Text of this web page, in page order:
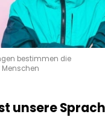
bestimmen die
Menschen
unsere